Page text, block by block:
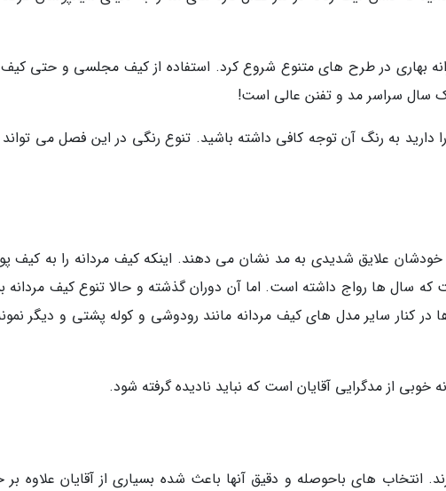
بهاری در طرح های متنوع شروع کرد. استفاده از کیف مجلسی و حتی
سال سراسر مد و تفنن عالی است!
دارید به رنگ آن توجه کافی داشته باشید. تنوع رنگی در این فصل می
علایق شدیدی به مد نشان می دهند. اینکه کیف مردانه را به کیف
سال ها رواج داشته است. اما آن دوران گذشته و حالا تنوع کیف مردانه
کنار سایر مدل های کیف مردانه مانند رودوشی و کوله پشتی و دیگر
خوبی از مدگرایی آقایان است که نباید نادیده گرفته شود.
انتخاب های باحوصله و دقیق آنها باعث شده بسیاری از آقایان علاوه بر